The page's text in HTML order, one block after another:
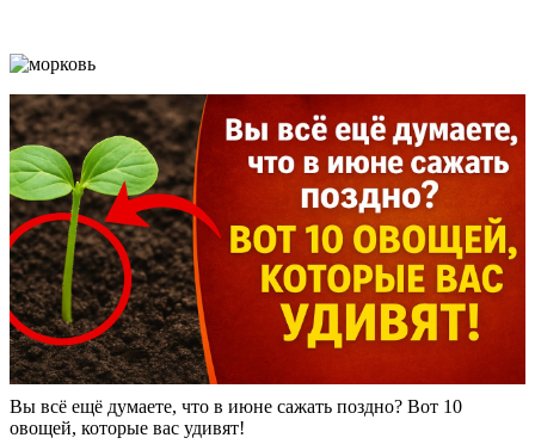
Вы всё ещё думаете, что в июне сажать поздно? Вот 10
овощей, которые вас удивят!